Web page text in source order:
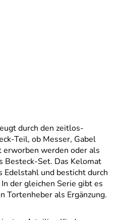
durch den zeitlos-
Teil, ob Messer, Gabel
werden oder als
Besteck-Set. Das Kelomat
Edelstahl und besticht durch
der gleichen Serie gibt es
Tortenheber als Ergänzung.